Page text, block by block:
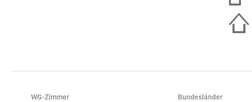
WG-Zimmer
Bundesländer